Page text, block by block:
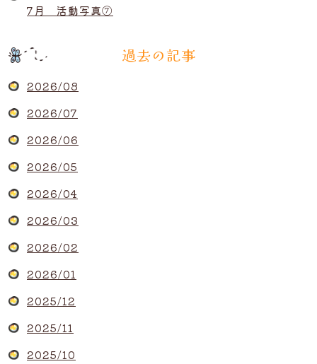
7月 活動写真⑦
過去の記事
2026/08
2026/07
2026/06
2026/05
2026/04
2026/03
2026/02
2026/01
2025/12
2025/11
2025/10